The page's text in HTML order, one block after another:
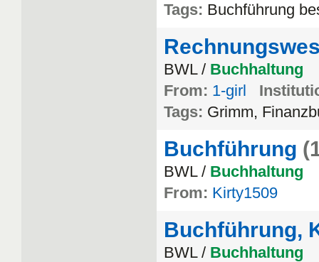
Tags: Buchführung
BWL / Buchhaltung
From: 1-girl
Tags: Grimm,
Buchführung
BWL / Buchhaltung
From: Kirty1509
Buchführung,
BWL / Buchhaltung